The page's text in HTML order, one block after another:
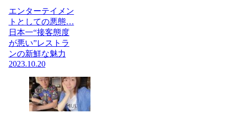
エンターテイメン
トとしての悪態…
日本一“接客態度
が悪い”レストラ
ンの新鮮な魅力
2023.10.20